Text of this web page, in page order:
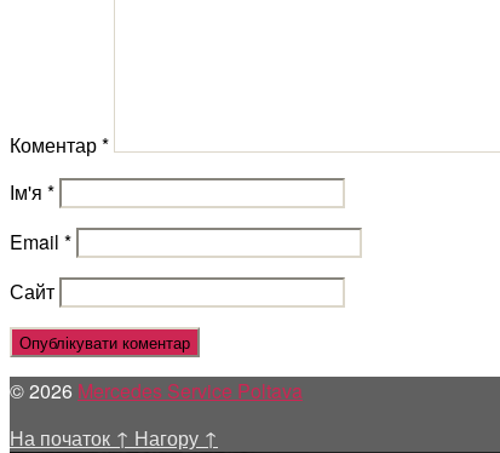
Коментар*
Ім'я *
Email *
Сайт
© 2026 Mercedes Service Poltava
На початок ↑ Нагору ↑